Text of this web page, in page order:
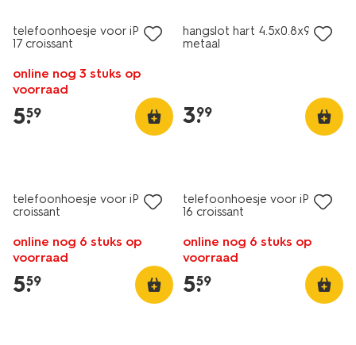
telefoonhoesje voor iPhone
17 croissant
online nog 3 stuks op
voorraad
5.
59
hangslot hart 4.5x0.8x9.5cm
metaal
3.
99
telefoonhoesje voor iPhone
croissant
online nog 6 stuks op
voorraad
5.
59
telefoonhoesje voor iPhone
16 croissant
online nog 6 stuks op
voorraad
5.
59